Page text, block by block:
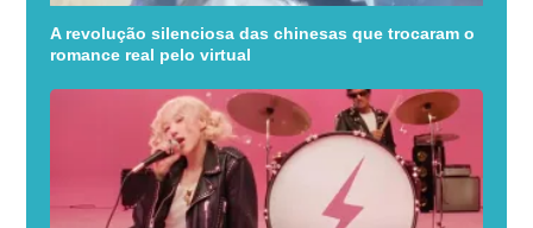
A revolução silenciosa das chinesas que trocaram o
romance real pelo virtual